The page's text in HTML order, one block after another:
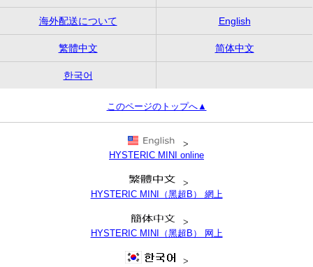
海外配送について English
繁體中文 简体中文
한국어
このページのトップへ▲
>
HYSTERIC MINI online
>
HYSTERIC MINI（黑超B） 網上
>
HYSTERIC MINI（黑超B） 网上
>